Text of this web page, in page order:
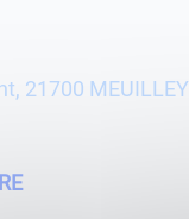
21700 MEUILLEY